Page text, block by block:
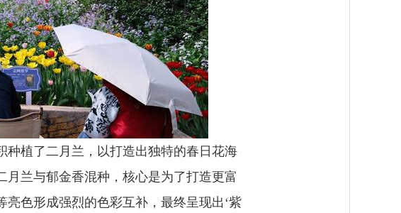
种植了二月兰，以打造出独特的春日花海
兰与郁金香混种，核心是为了打造更富
色形成强烈的色彩互补，最终呈现出‘紫